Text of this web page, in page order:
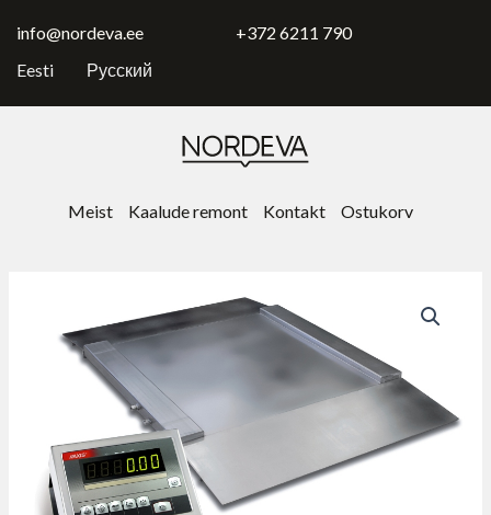
content
info@nordeva.ee
+372 6211 790
Eesti
Русский
Meist Kaalude remont Kontakt Ostukorv